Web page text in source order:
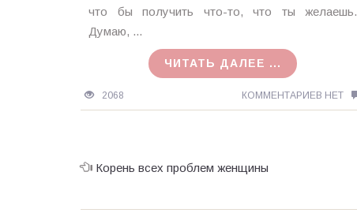
MagicTantra
28.09.2015
что бы получить что-то, что ты желаешь.
Думаю, ...
ЧИТАТЬ ДАЛЕЕ ...
2068 КОММЕНТАРИЕВ НЕТ
Корень всех проблем женщины